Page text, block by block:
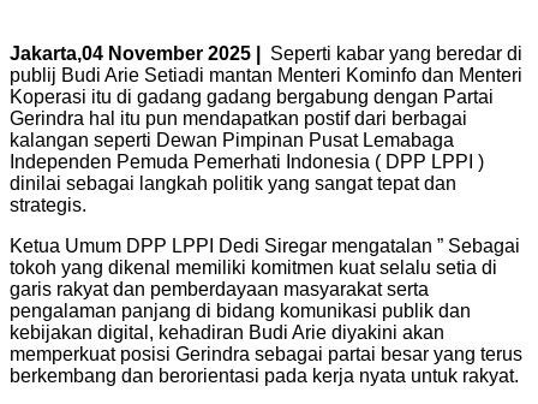
Jakarta,04 November 2025 |
Seperti kabar yang beredar di
publij Budi Arie Setiadi mantan Menteri Kominfo dan Menteri
Koperasi itu di gadang gadang bergabung dengan Partai
Gerindra hal itu pun mendapatkan postif dari berbagai
kalangan seperti Dewan Pimpinan Pusat Lemabaga
Independen Pemuda Pemerhati Indonesia ( DPP LPPI )
dinilai sebagai langkah politik yang sangat tepat dan
strategis.
Ketua Umum DPP LPPI Dedi Siregar mengatalan ” Sebagai
tokoh yang dikenal memiliki komitmen kuat selalu setia di
garis rakyat dan pemberdayaan masyarakat serta
pengalaman panjang di bidang komunikasi publik dan
kebijakan digital, kehadiran Budi Arie diyakini akan
memperkuat posisi Gerindra sebagai partai besar yang terus
berkembang dan berorientasi pada kerja nyata untuk rakyat.